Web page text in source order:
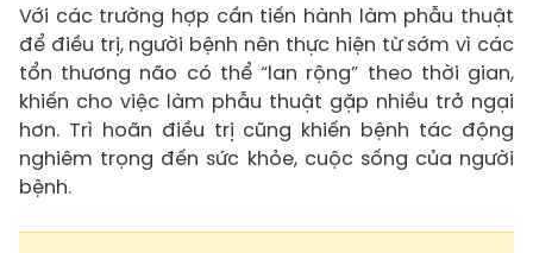
Với các trường hợp cần tiến hành làm phẫu thuật
để điều trị, người bệnh nên thực hiện từ sớm vì các
tổn thương não có thể “lan rộng” theo thời gian,
khiến cho việc làm phẫu thuật gặp nhiều trở ngại
hơn. Trì hoãn điều trị cũng khiến bệnh tác động
nghiêm trọng đến sức khỏe, cuộc sống của người
bệnh.